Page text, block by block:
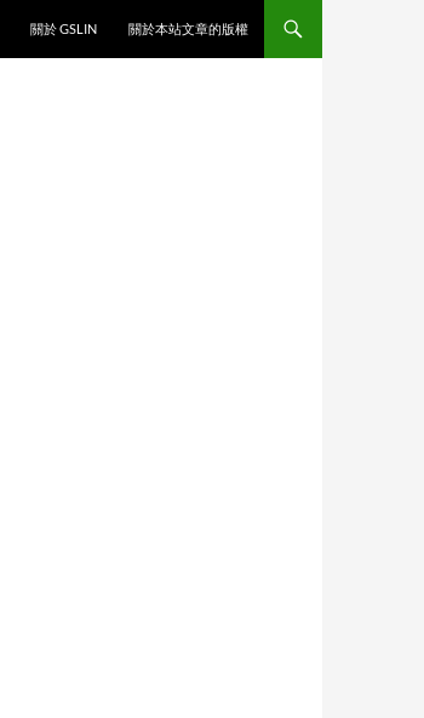
關於 GSLIN 關於本站文章的版權